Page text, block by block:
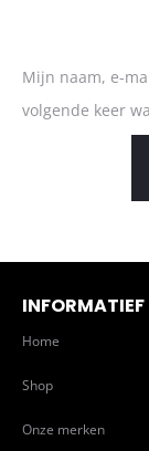
Mijn naam, e-
volgende keer
INFORMATIEF
Home
Shop
Onze merken